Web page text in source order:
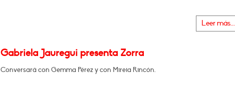
Leer más...
Gabriela Jauregui presenta Zorra
Conversará con Gemma Pérez y con Mireia Rincón.